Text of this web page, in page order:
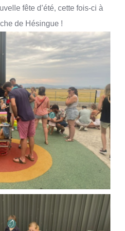
fête d’été, cette fois-ci à
de Hésingue !